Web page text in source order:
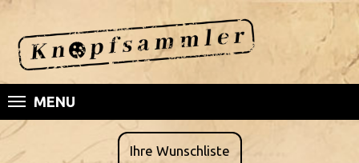
MENU
Ihre Wunschliste